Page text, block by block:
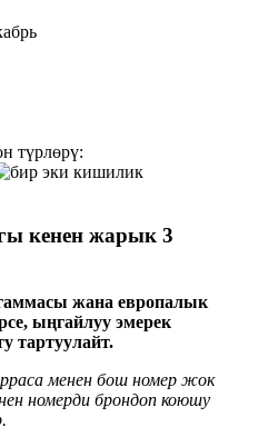
түрлөрү:
кенен жарык 3
жана европалык
ыңгайлуу эмерек
тартуулайт.
менен бош номер жок
номерди брондоп коюшу